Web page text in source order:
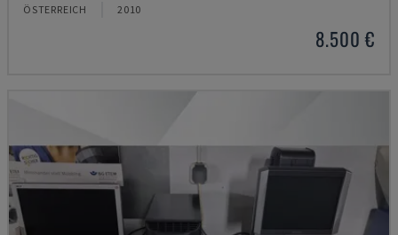
ÖSTERREICH 2010
8.500 €